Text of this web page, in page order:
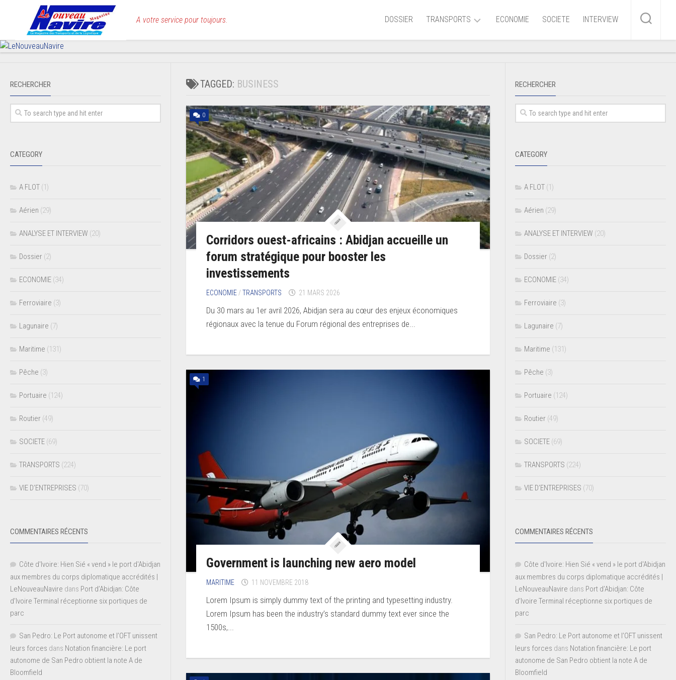
A votre service pour toujours. DOSSIER TRANSPORTS
Aérien
Routier
Ferroviaire
Lagunaire
ECONOMIE SOCIETE INTERVIEW
TAGGED: BUSINESS
0
Corridors ouest-africains : Abidjan accueille un
forum stratégique pour booster les
investissements
ECONOMIE /TRANSPORTS 21 MARS 2026
Du 30 mars au 1er avril 2026, Abidjan sera au cœur des enjeux économiques
régionaux avec la tenue du Forum régional des entreprises de...
1
Government is launching new aero model
MARITIME 11 NOVEMBRE 2018
Lorem Ipsum is simply dummy text of the printing and typesetting industry.
Lorem Ipsum has been the industry’s standard dummy text ever since the
1500s,...
RECHERCHER
CATEGORY
A FLOT (1)
Aérien (29)
ANALYSE ET INTERVIEW (20)
Dossier (2)
ECONOMIE (34)
Ferroviaire (3)
Lagunaire (7)
Maritime (131)
Pêche (3)
Portuaire (124)
Routier (49)
SOCIETE (69)
TRANSPORTS (224)
VIE D’ENTREPRISES (70)
COMMENTAIRES RÉCENTS
Côte d'Ivoire: Hien Sié « vend » le port d'Abidjan
aux membres du corps diplomatique accrédités |
LeNouveauNavire dans Port d’Abidjan: Côte
d’Ivoire Terminal réceptionne six portiques de
parc
San Pedro: Le Port autonome et l’OFT unissent
leurs forces dans Notation financière: Le port
autonome de San Pedro obtient la note A de
Bloomfield
RECHERCHER
CATEGORY
A FLOT (1)
Aérien (29)
ANALYSE ET INTERVIEW (20)
Dossier (2)
ECONOMIE (34)
Ferroviaire (3)
Lagunaire (7)
Maritime (131)
Pêche (3)
Portuaire (124)
Routier (49)
SOCIETE (69)
TRANSPORTS (224)
VIE D’ENTREPRISES (70)
COMMENTAIRES RÉCENTS
Côte d'Ivoire: Hien Sié « vend » le port d'Abidjan
aux membres du corps diplomatique accrédités |
LeNouveauNavire dans Port d’Abidjan: Côte
d’Ivoire Terminal réceptionne six portiques de
parc
San Pedro: Le Port autonome et l’OFT unissent
leurs forces dans Notation financière: Le port
autonome de San Pedro obtient la note A de
Bloomfield